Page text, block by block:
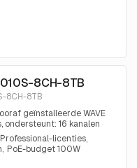
8CH-8TB
8CH-8TB
geïnstalleerde WAVE
ondersteunt: 16 kanalen
(PoE-budget 100W), 2x
per HDD), 1x 8TB HDD
Professional-licenties
PoE-budget 100W